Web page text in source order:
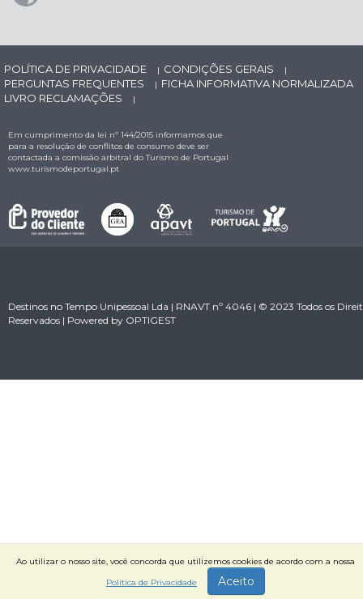
POLÍTICA DE PRIVACIDADE | CONDIÇÕES GERAIS |
PERGUNTAS FREQUENTES | FICHA INFORMATIVA NORMALIZADA
LIVRO RECLAMAÇÕES
|
Em cumprimento da lei nº 144/2015 informamos que
para a resolução de conflitos de consumo deve ser
contactada a comissão arbitral do Turismo de Portugal
www.turismodeportugal.pt
Destinos no Tempo Unipessoal Lda | RNAVT nº 4046 | © 2023 Todos os
Reservados | Powered by OPTIGEST
Ao utilizar o nosso site, você concorda que utilizemos cookies de acordo com a nossa
Política de Privacidade
Aceito